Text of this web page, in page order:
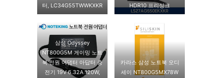
터, LC34G55TWWKXKR
HDR10 프리싱크
삼성 Odyssey
NT800G5M 게이밍 노트
북 전원 어댑터 아답터 충
전기 19V 6.32A 120W,
카라스 삼성 노트북 오디
세이 NT800G5MX78W